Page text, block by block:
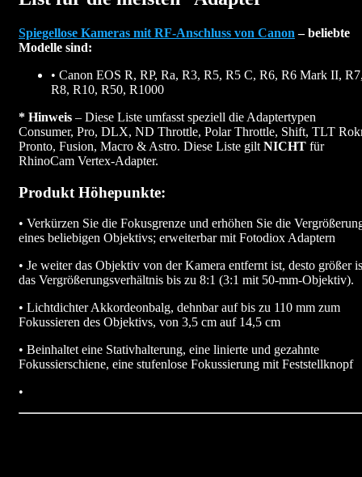
Spiegellose Kameras mit RF-Anschluss von Canon – beliebte
Modelle sind:
• Canon EOS R, RP, Ra, R3, R5, R5 C, R6, R6 Mark II,
R8, R10, R50, R1000
* Hinweis – Diese Liste umfasst speziell die Adaptertypen
Consumer, Pro, DLX, ND Throttle, Polar Throttle, Shift, TLT
Pronto, Fusion, Macro & Astro. Diese Liste gilt NICHT für
RhinoCam Vertex-Adapter.
Produkt Höhepunkte:
• Verkürzen Sie die Fokusgrenze und erhöhen Sie die
eines beliebigen Objektivs; erweiterbar mit Fotodiox Adaptern
• Je weiter das Objektiv von der Kamera entfernt ist, desto größer
das Vergrößerungsverhältnis bis zu 8:1 (3:1 mit 50-mm-Objektiv).
• Lichtdichter Akkordeonbalg, dehnbar auf bis zu 110 mm zum
Fokussieren des Objektivs, von 3,5 cm auf 14,5 cm
• Beinhaltet eine Stativhalterung, eine linierte und gezahnte
Fokussierschiene, eine stufenlose Fokussierung mit Feststellknopf
•